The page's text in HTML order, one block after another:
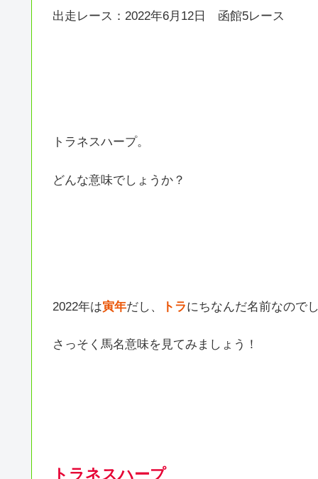
出走レース：2022年6月12日 函館5レース
トラネスハープ。
どんな意味でしょうか？
2022年は寅年だし、 トラにちなんだ名前なので
さっそく馬名意味を見てみましょう！
トラネスハープ